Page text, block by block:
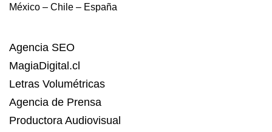
México – Chile – España
Agencia SEO
MagiaDigital.cl
Letras Volumétricas
Agencia de Prensa
Productora Audiovisual